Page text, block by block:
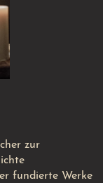
zur
fundierte Werke